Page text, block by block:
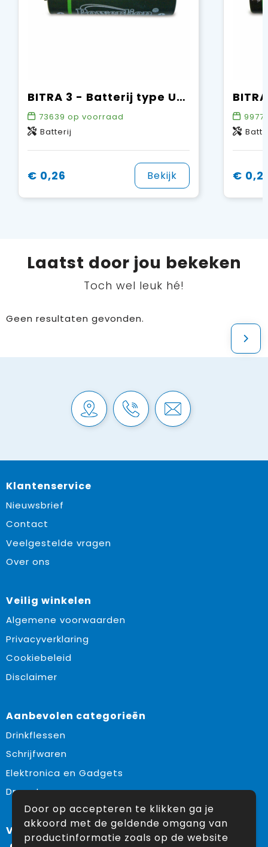
BITRA 3 - Batterij type UM3 (AA)
73639 op voorraad
Batterij
€ 0,26 Bekijk € 0,21
Laatst door jou bekeken
Toch wel leuk hé!
Geen resultaten gevonden.
Klantenservice
Nieuwsbrief
Contact
Veelgestelde vragen
Over ons
Veilig winkelen
Algemene voorwaarden
Privacyverklaring
Cookiebeleid
Disclaimer
Aanbevolen categorieën
Drinkflessen
Schrijfwaren
Elektronica en Gadgets
Draagtassen
Volg ons op:
Door op accepteren te klikken ga je
akkoord met de geldende omgang van
productinformatie zoals op de website